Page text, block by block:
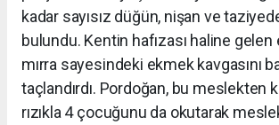
kadar sayısız düğün, nişan ve
bulundu. Kentin hafızası haline
mırra sayesindeki ekmek kavgasını
taçlandırdı. Pordoğan, bu meslekten
rızıkla 4 çocuğunu da okutarak